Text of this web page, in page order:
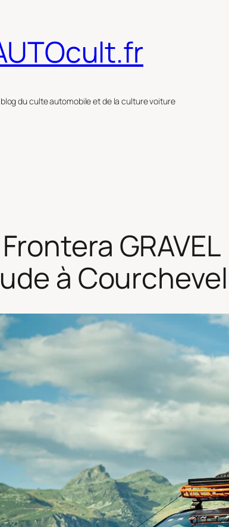
blog du culte automobile et de la culture voiture
à Courchevel